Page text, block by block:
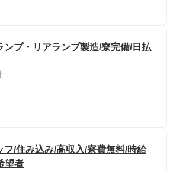
ンプ・リアランプ製造/寮完備/日払
フ/住み込み/高収入/寮費無料/時給
望者